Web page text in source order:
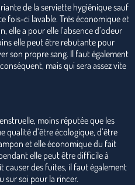
de la serviette hygiénique sauf
fois-ci lavable. Très économique et
elle a pour elle l’absence d’odeur
elle peut être rebutante pour
son propre sang. Il faut également
mais qui sera assez vite
moins réputée que les
qualité d’être écologique, d’être
et elle économique du fait
elle peut être difficile à
causer des fuites, il faut également
sur soi pour la rincer.